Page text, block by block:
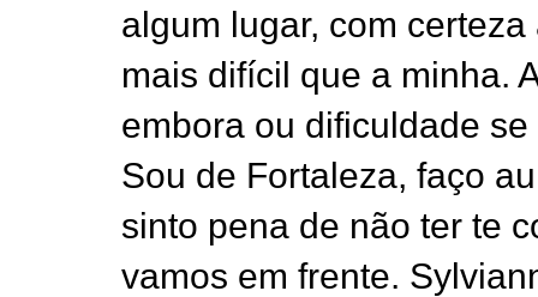
algum lugar, com
mais difícil que a minha.
embora ou dificuldade
Sou de Fortaleza, faço
sinto pena de não ter te
vamos em frente.